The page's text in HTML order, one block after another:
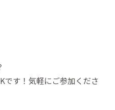
です！気軽にご参加くださ